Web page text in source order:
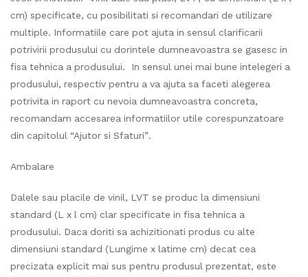
cm) specificate, cu posibilitati si recomandari de utilizare
multiple. Informatiile care pot ajuta in sensul clarificarii
potrivirii produsului cu dorintele dumneavoastra se gasesc in
fisa tehnica a produsului. In sensul unei mai bune intelegeri a
produsului, respectiv pentru a va ajuta sa faceti alegerea
potrivita in raport cu nevoia dumneavoastra concreta,
recomandam accesarea informatiilor utile corespunzatoare
din capitolul “Ajutor si Sfaturi”.
Ambalare
Dalele sau placile de vinil, LVT se produc la dimensiuni
standard (L x l cm) clar specificate in fisa tehnica a
produsului. Daca doriti sa achizitionati produs cu alte
dimensiuni standard (Lungime x latime cm) decat cea
precizata explicit mai sus pentru produsul prezentat, este